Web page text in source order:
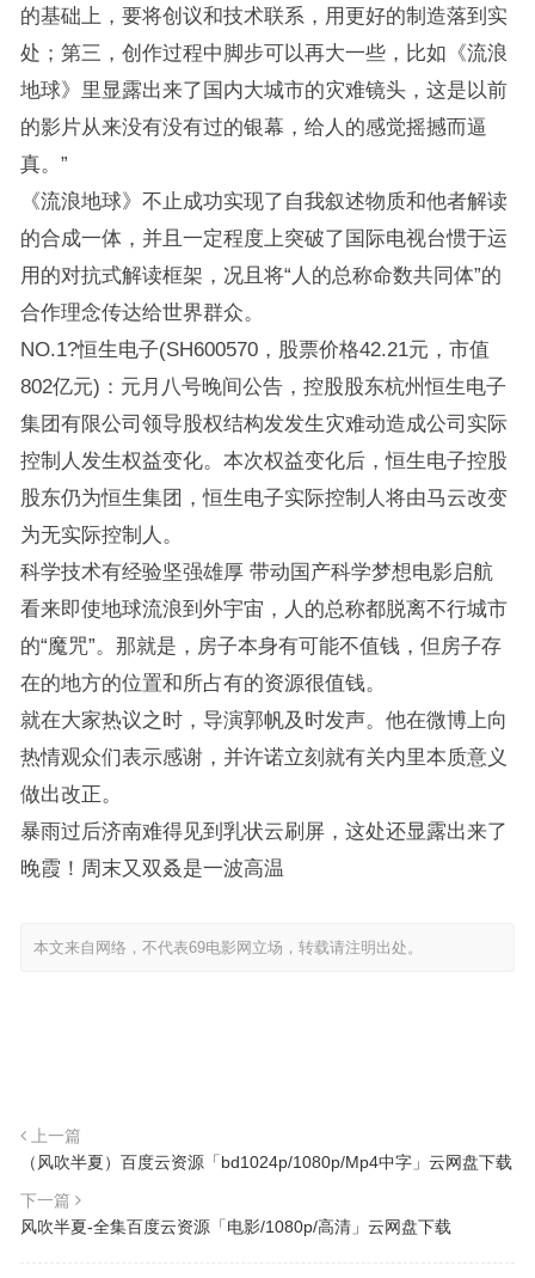
的基础上，要将创议和技术联系，用更好的制造落到实
处；第三，创作过程中脚步可以再大一些，比如《流浪
地球》里显露出来了国内大城市的灾难镜头，这是以前
的影片从来没有没有过的银幕，给人的感觉摇撼而逼
真。”
《流浪地球》不止成功实现了自我叙述物质和他者解读
的合成一体，并且一定程度上突破了国际电视台惯于运
用的对抗式解读框架，况且将“人的总称命数共同体”的
合作理念传达给世界群众。
NO.1?恒生电子(SH600570，股票价格42.21元，市值
802亿元)：元月八号晚间公告，控股股东杭州恒生电子
集团有限公司领导股权结构发发生灾难动造成公司实际
控制人发生权益变化。本次权益变化后，恒生电子控股
股东仍为恒生集团，恒生电子实际控制人将由马云改变
为无实际控制人。
科学技术有经验坚强雄厚 带动国产科学梦想电影启航
看来即使地球流浪到外宇宙，人的总称都脱离不行城市
的“魔咒”。那就是，房子本身有可能不值钱，但房子存
在的地方的位置和所占有的资源很值钱。
就在大家热议之时，导演郭帆及时发声。他在微博上向
热情观众们表示感谢，并许诺立刻就有关内里本质意义
做出改正。
暴雨过后济南难得见到乳状云刷屏，这处还显露出来了
晚霞！周末又双叒是一波高温
本文来自网络，不代表69电影网立场，转载请注明出处。
上一篇
（风吹半夏）百度云资源「bd1024p/1080p/Mp4中字」云网盘下载
下一篇
风吹半夏-全集百度云资源「电影/1080p/高清」云网盘下载